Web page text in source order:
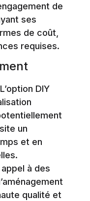
de
ses
de coût,
requises.
L’option DIY
un
et en
appel à des
qualité et